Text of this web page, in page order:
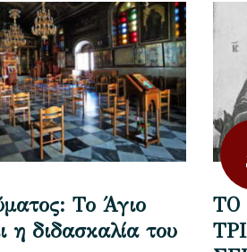
Το Άγιο
η διδασκαλία του
ΤΟ